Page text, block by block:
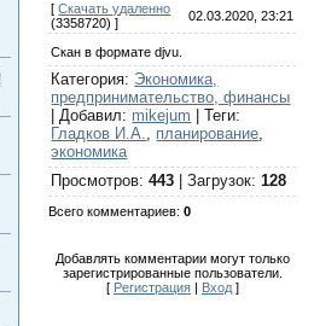
[Скачать удаленно
(3358720) ]
02.03.2020, 23:21
Скан в формате djvu.
Категория: Экономика,
предпринимательство, финансы
|Добавил: mikejum |Теги:
Гладков И.А., планирование,
экономика
Просмотров:443 |Загрузок:128
Всего комментариев:0
Добавлять комментарии могут только
зарегистрированные пользователи.
[ Регистрация| Вход]